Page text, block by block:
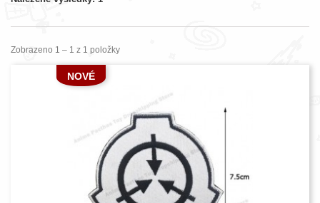
Zobrazeno 1 – 1 z 1 položky
NOVÉ